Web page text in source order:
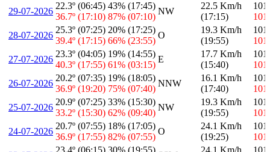
29-07-2026
22.3º (06:45)
36.7º (17:10)
43% (17:45)
87% (07:10)
NW
22.5 Km/h
(17:15)
28-07-2026
25.3º (07:25)
39.4º (17:15)
20% (17:25)
66% (23:55)
O
19.3 Km/h
(19:55)
27-07-2026
23.3º (04:05)
40.3º (17:55)
19% (14:55)
61% (03:15)
E
17.7 Km/h
(15:40)
26-07-2026
20.2º (07:35)
36.9º (19:20)
19% (18:05)
75% (07:40)
NNW
16.1 Km/h
(17:40)
25-07-2026
20.9º (07:25)
33.2º (15:30)
33% (15:30)
62% (09:40)
NW
19.3 Km/h
(19:55)
24-07-2026
20.7º (07:55)
36.9º (17:55)
18% (17:05)
82% (07:55)
O
24.1 Km/h
(19:25)
23.4º (06:15) 30% (19:55)
24.1 Km/h